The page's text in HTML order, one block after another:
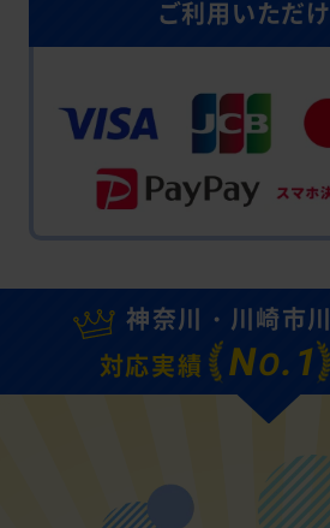
ご利用いただ
神奈川・川崎市
対応実績
NO.1